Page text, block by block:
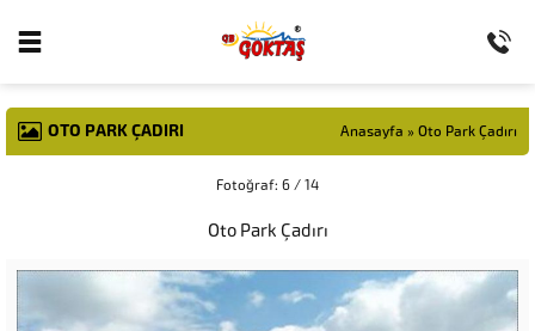
OTO PARK ÇADIRI Anasayfa » Oto Park Çadırı
Fotoğraf: 6 / 14
Oto Park Çadırı